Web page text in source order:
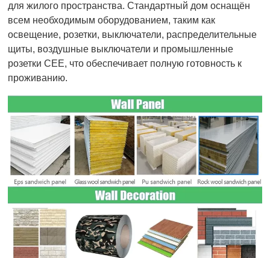
для жилого пространства. Стандартный дом оснащён
всем необходимым оборудованием, таким как
освещение, розетки, выключатели, распределительные
щиты, воздушные выключатели и промышленные
розетки CEE, что обеспечивает полную готовность к
проживанию.